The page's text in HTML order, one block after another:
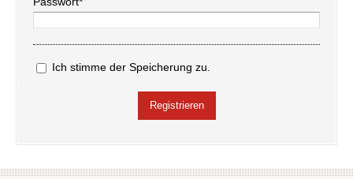
Ich stimme der Speicherung zu.